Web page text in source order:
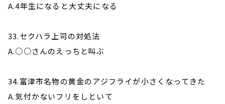
A.4年生になると大丈夫になる
33.セクハラ上司の対処法
A.○○さんのえっちと叫ぶ
34.富津市名物の黄金のアジフライが小さくなってきた
A.気付かないフリをしといて